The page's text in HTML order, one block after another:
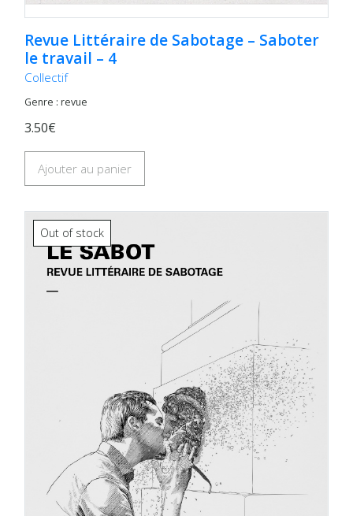
Revue Littéraire de Sabotage – Saboter
le travail – 4
Collectif
Genre : revue
3.50€
Ajouter au panier
Out of stock